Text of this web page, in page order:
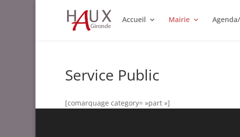
Accueil Mairie
Service Public
[comarquage category= »part »]